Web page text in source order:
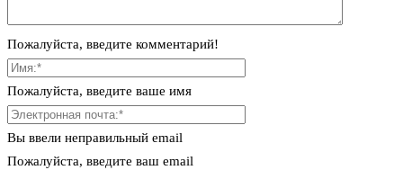
Пожалуйста, введите комментарий!
Пожалуйста, введите ваше имя
Вы ввели неправильный email
Пожалуйста, введите ваш email